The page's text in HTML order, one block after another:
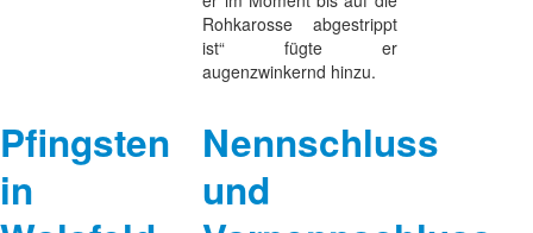
Rohkarosse abgestrippt
ist“ fügte er
augenzwinkernd hinzu.
Pfingsten
in
Nennschluss
und